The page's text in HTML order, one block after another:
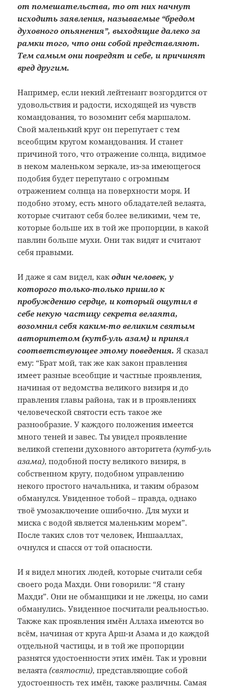
от помешательства, то от них начнут
исходить заявления, называемые “бредом
духовного опьянения”, выходящие далеко за
рамки того, что они собой представляют.
Тем самым они повредят и себе, и причинят
вред другим.
Например, если некий лейтенант возгордится от
удовольствия и радости, исходящей из чувств
командования, то возомнит себя маршалом.
Свой маленький круг он перепутает с тем
всеобщим кругом командования. И станет
причиной того, что отражение солнца, видимое
в неком маленьком зеркале, из-за имеющегося
подобия будет перепутано с огромным
отражением солнца на поверхности моря. И
подобно этому, есть много обладателей велаята,
которые считают себя более великими, чем те,
которые больше их в той же пропорции, в какой
павлин больше мухи. Они так видят и считают
себя правыми.
И даже я сам видел, какодин человек, у
которого только-только пришло к
пробуждению сердце, и который ощутил в
себе некую частицу секрета велаята,
возомнил себя каким-то великим святым
авторитетом (кутб-уль азам) и принял
соответствующее этому поведения. Я сказал
ему: “Брат мой, так же как закон правления
имеет разные всеобщие и частные проявления,
начиная от ведомства великого визиря и до
правления главы района, так и в проявлениях
человеческой святости есть такое же
разнообразие. У каждого положения имеется
много теней и завес. Ты увидел проявление
великой степени духовного авторитета(кутб-уль
азама), подобной посту великого визиря, в
собственном кругу, подобном управлению
некого простого начальника, и таким образом
обманулся. Увиденное тобой – правда, однако
твоё умозаключение ошибочно. Для мухи и
миска с водой является маленьким морем”.
После таких слов тот человек, Иншааллах,
очнулся и спасся от той опасности.
И я видел многих людей, которые считали себя
своего рода Махди. Они говорили: “Я стану
Махди”. Они не обманщики и не лжецы, но сами
обманулись. Увиденное посчитали реальностью.
Также как проявления имён Аллаха имеются во
всём, начиная от круга Арш-и Азама и до каждой
отдельной частицы, и в той же пропорции
разнятся удостоенности этих имён. Так и уровни
велаята(святости), представляющие собой
удостоенность тех имён, также различны. Самая